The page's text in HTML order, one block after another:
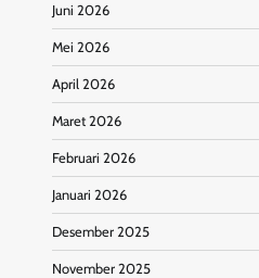
Juni 2026
Mei 2026
April 2026
Maret 2026
Februari 2026
Januari 2026
Desember 2025
November 2025